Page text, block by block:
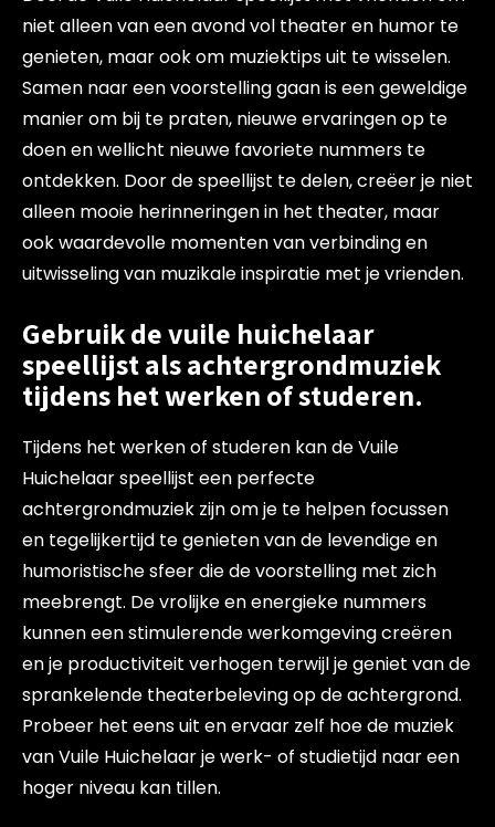
niet alleen van een avond vol theater en humor te
genieten, maar ook om muziektips uit te wisselen.
Samen naar een voorstelling gaan is een geweldige
manier om bij te praten, nieuwe ervaringen op te
doen en wellicht nieuwe favoriete nummers te
ontdekken. Door de speellijst te delen, creëer je niet
alleen mooie herinneringen in het theater, maar
ook waardevolle momenten van verbinding en
uitwisseling van muzikale inspiratie met je vrienden.
Gebruik de vuile huichelaar
speellijst als achtergrondmuziek
tijdens het werken of studeren.
Tijdens het werken of studeren kan de Vuile
Huichelaar speellijst een perfecte
achtergrondmuziek zijn om je te helpen focussen
en tegelijkertijd te genieten van de levendige en
humoristische sfeer die de voorstelling met zich
meebrengt. De vrolijke en energieke nummers
kunnen een stimulerende werkomgeving creëren
en je productiviteit verhogen terwijl je geniet van de
sprankelende theaterbeleving op de achtergrond.
Probeer het eens uit en ervaar zelf hoe de muziek
van Vuile Huichelaar je werk- of studietijd naar een
hoger niveau kan tillen.